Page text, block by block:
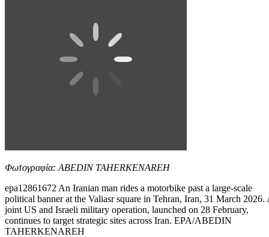
Φωτογραφία: ABEDIN TAHERKENAREH
epa12861672 An Iranian man rides a motorbike past a large-scale
political banner at the Valiasr square in Tehran, Iran, 31 March 2026.
joint US and Israeli military operation, launched on 28 February,
continues to target strategic sites across Iran. EPA/ABEDIN
TAHERKENAREH